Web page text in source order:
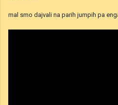
mal smo dajvali na parih jumpih pa